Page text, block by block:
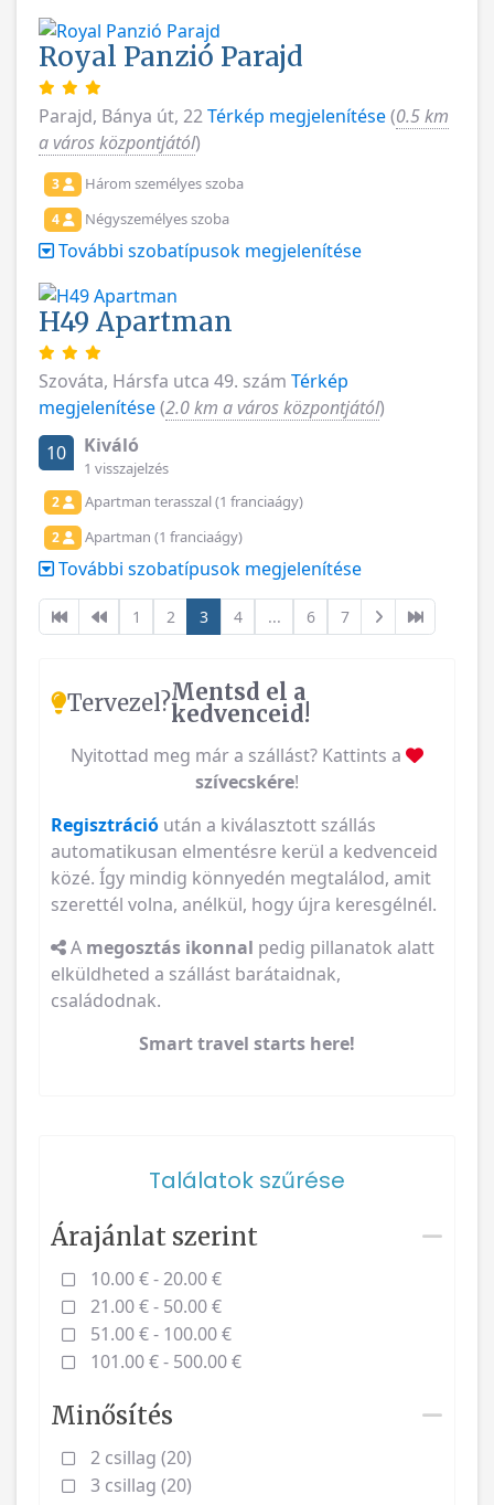
Royal Panzió Parajd
Parajd, Bánya út, 22Térkép megjelenítése(0.5 km
a város központjától)
3 Három személyes szoba
4 Négyszemélyes szoba
További szobatípusok megjelenítése
H49 Apartman
Szováta, Hársfa utca 49. szám Térkép
megjelenítése(2.0 km a város központjától)
10
Kiváló
1 visszajelzés
2 Apartman terasszal (1 franciaágy)
2 Apartman (1 franciaágy)
További szobatípusok megjelenítése
1 2 3 4 ... 6 7
Tervezel?Mentsd el a
kedvenceid!
Nyitottad meg már a szállást? Kattints a
szívecskére!
Regisztráció után a kiválasztott szállás
automatikusan elmentésre kerül a kedvenceid
közé. Így mindig könnyedén megtalálod, amit
szerettél volna, anélkül, hogy újra keresgélnél.
A megosztás ikonnal pedig pillanatok alatt
elküldheted a szállást barátaidnak,
családodnak.
Smart travel starts here!
Találatok szűrése
Árajánlat szerint
10.00 € - 20.00 €
21.00 € - 50.00 €
51.00 € - 100.00 €
101.00 € - 500.00 €
Minősítés
2 csillag (20)
3 csillag (20)